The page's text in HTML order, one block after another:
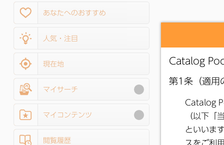
あなたへのおすすめ
人気・注目
現在地
マイサーチ
マイコンテンツ
閲覧履歴